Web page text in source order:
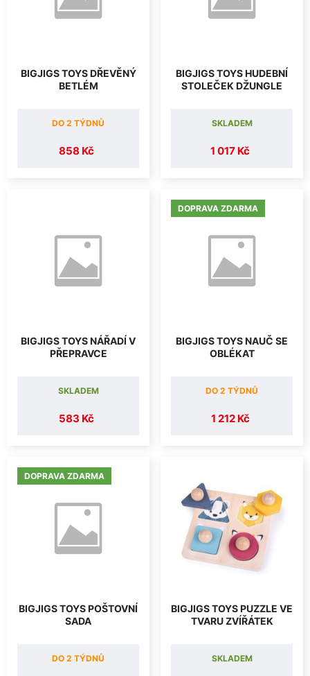
BIGJIGS TOYS DŘEVĚNÝ
BETLÉM
858 Kč
DO 2 TÝDNŮ
BIGJIGS TOYS HUDEBNÍ
STOLEČEK DŽUNGLE
1 017 Kč
SKLADEM
BIGJIGS TOYS NÁŘADÍ V
PŘEPRAVCE
583 Kč
SKLADEM
DOPRAVA ZDARMA
BIGJIGS TOYS NAUČ SE
OBLÉKAT
1 212 Kč
DO 2 TÝDNŮ
DOPRAVA ZDARMA
BIGJIGS TOYS POŠTOVNÍ
SADA
DO 2 TÝDNŮ
BIGJIGS TOYS PUZZLE VE
TVARU ZVÍŘÁTEK
SKLADEM